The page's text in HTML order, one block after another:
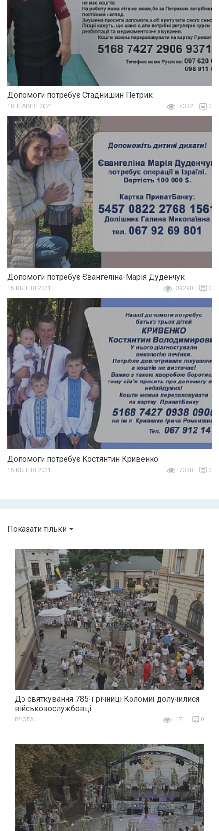
Допомоги потребує Стаднишин Петрик
18 ТРАВНЯ 2021 5332 0
Допомоги потребує Євангеліна-Марія Дуденчук
15 КВІТНЯ 2021 39290 0
Допомоги потребує Костянтин Кривенко
15 КВІТНЯ 2021 7330 0
Показати тільки
До святкування 785-ї річниці Коломиї долучилися
військовослужбовці
ВЧОРА 171 0